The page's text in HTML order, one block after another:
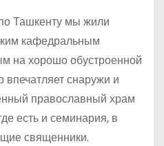
Ташкенту мы жили
кафедральным
на хорошо обустроенной
снаружи и
православный храм
есть и семинария, в
священники.